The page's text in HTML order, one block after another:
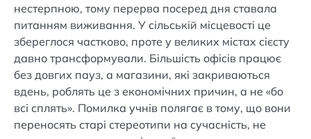
нестерпною, тому перерва посеред дня ставала
питанням виживання. У сільській місцевості це
збереглося частково, проте у великих містах сієсту
давно трансформували. Більшість офісів працює
без довгих пауз, а магазини, які закриваються
вдень, роблять це з економічних причин, а не «бо
всі сплять». Помилка учнів полягає в тому, що вони
переносять старі стереотипи на сучасність, не